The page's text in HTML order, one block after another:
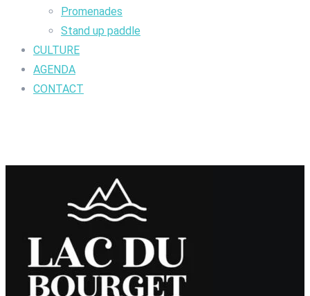
Promenades
Stand up paddle
CULTURE
AGENDA
CONTACT